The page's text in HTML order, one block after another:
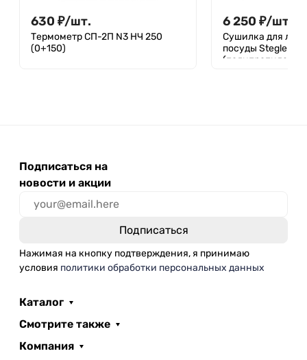
630 ₽/шт.
Термометр СП-2П N3 НЧ 250
(0+150)
6 250 ₽/шт.
Сушилка для
посуды Stegler
(полипропилен,
Подписаться на
новости и акции
Нажимая на кнопку подтверждения, я принимаю
условия политики обработки персональных данных
Каталог
Смотрите также
Компания